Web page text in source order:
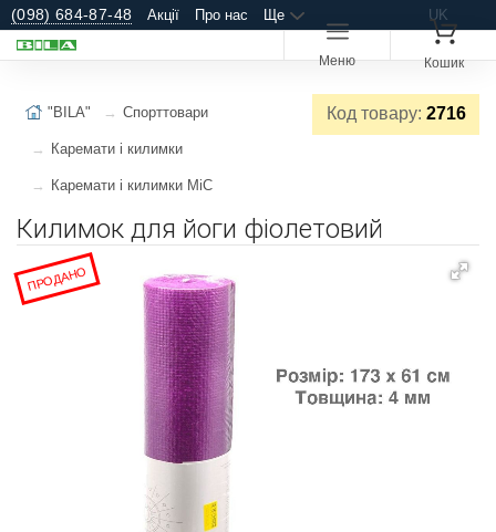
(098) 684-87-48 Акції Про нас Ще UK
Меню Кошик
Код товару: 2716
"BILA" Спорттовари
Каремати і килимки
Каремати і килимки MiC
Килимок для йоги фіолетовий
ПРОДАНО